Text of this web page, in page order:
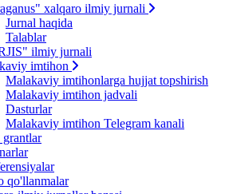
xalqaro ilmiy jurnali
Jurnal haqida
Talablar
ilmiy jurnali
imtihon
Malakaviy imtihonlarga hujjat topshirish
Malakaviy imtihon jadvali
Dasturlar
Malakaviy imtihon Telegram kanali
qo'llanmalar